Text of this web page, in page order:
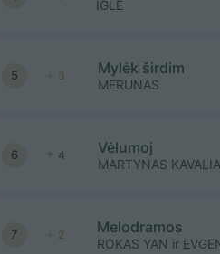
IGLE
5 3 Mylėk širdim
MERUNAS
6 4 Vėlumoj
MARTYNAS
7 2 Melodramos
ROKAS YAN ir